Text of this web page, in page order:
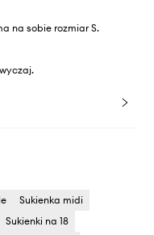
na sobie rozmiar S.
Sukienka midi
Sukienki na 18